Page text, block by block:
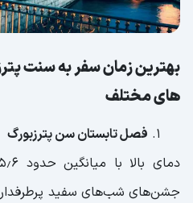
بهترین زمان سفر به سنت
های مختلف
فصل تابستان سن پترزبورگ
جشن‌های شب‌های سفید پرطرفدار،